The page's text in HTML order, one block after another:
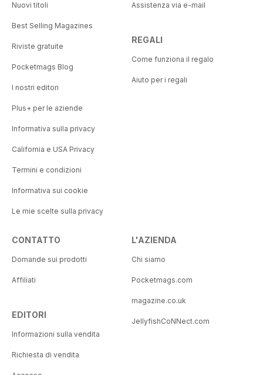
Nuovi titoli
Best Selling Magazines
Riviste gratuite
Pocketmags Blog
I nostri editori
Plus+ per le aziende
Informativa sulla privacy
California e USA Privacy
Termini e condizioni
Informativa sui cookie
Le mie scelte sulla privacy
Assistenza via e-mail
REGALI
Come funziona il regalo
Aiuto per i regali
CONTATTO
Domande sui prodotti
Affiliati
EDITORI
Informazioni sulla vendita
Richiesta di vendita
L'AZIENDA
Chi siamo
Pocketmags.com
magazine.co.uk
JellyfishCoNNect.com